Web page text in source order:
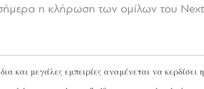
η κλήρωση των ομίλων του
και μεγάλες εμπειρίες αναμένεται να